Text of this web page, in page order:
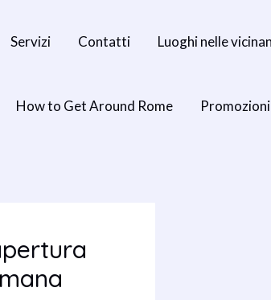
Servizi Contatti Luoghi nelle
How to Get Around Rome Promozioni